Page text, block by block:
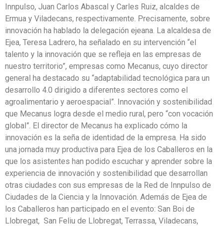
Innpulso, Juan Carlos Abascal y Carles Ruiz, alcaldes de
Ermua y Viladecans, respectivamente. Precisamente, sobre
innovación ha hablado la delegación ejeana. La alcaldesa de
Ejea, Teresa Ladrero, ha señalado en su intervención “el
talento y la innovación que se refleja en las empresas de
nuestro territorio”, empresas como Mecanus, cuyo director
general ha destacado su “adaptabilidad tecnológica para un
desarrollo 4.0 dirigido a diferentes sectores como el
agroalimentario y aeroespacial”. Innovación y sostenibilidad
que Mecanus logra desde el medio rural, pero “con vocación
global”. El director de Mecanus ha explicado cómo la
innovación es la seña de identidad de la empresa. Ha sido
una jornada muy productiva para Ejea de los Caballeros en la
que los asistentes han podido escuchar y aprender sobre la
experiencia de innovación y sostenibilidad que desarrollan
otras ciudades con sus empresas de la Red de Innpulso de
Ciudades de la Ciencia y la Innovación. Además de Ejea de
los Caballeros han participado en el evento: San Boi de
Llobregat, San Feliu de Llobregat, Terrassa, Viladecans,